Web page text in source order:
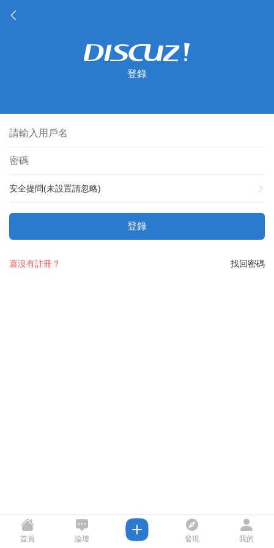
登錄
安全提問(未設置請忽略)
登錄
找回密碼
還沒有註冊？
首頁 論壇 發現 我的